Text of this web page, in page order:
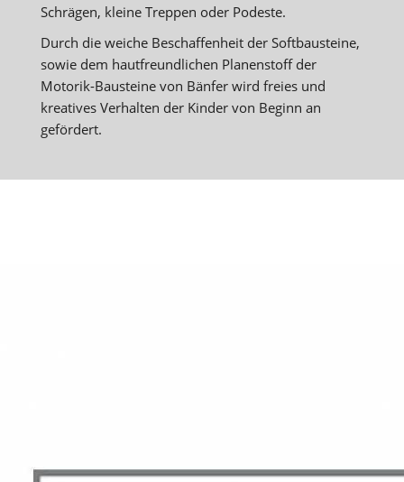
Schrägen, kleine Treppen oder Podeste.
Durch die weiche Beschaffenheit der Softbausteine,
sowie dem hautfreundlichen Planenstoff der
Motorik-Bausteine von Bänfer wird freies und
kreatives Verhalten der Kinder von Beginn an
gefördert.